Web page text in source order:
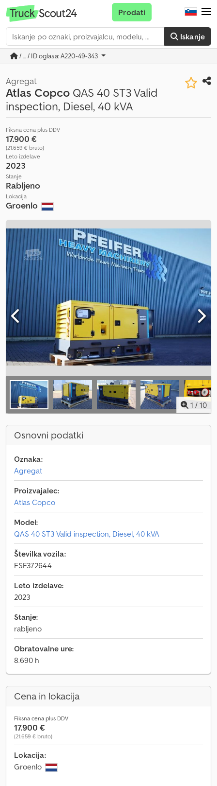
Iskanje
Prodati
/ ... / ID oglasa: A220-49-343
Agregat
Atlas Copco QAS 40 ST3 Valid
inspection, Diesel, 40 kVA
Fiksna cena plus DDV
17.900 €
(21.659 € bruto)
Leto izdelave
2023
Stanje
Rabljeno
Lokacija
Groenlo
1 / 10
Osnovni podatki
Oznaka:
Agregat
Proizvajalec:
Atlas Copco
Model:
QAS 40 ST3 Valid inspection, Diesel, 40 kVA
Številka vozila:
ESF372644
Leto izdelave:
2023
Stanje:
rabljeno
Obratovalne ure:
8.690 h
Cena in lokacija
Fiksna cena plus DDV
17.900 €
(21.659 € bruto)
Lokacija:
Groenlo